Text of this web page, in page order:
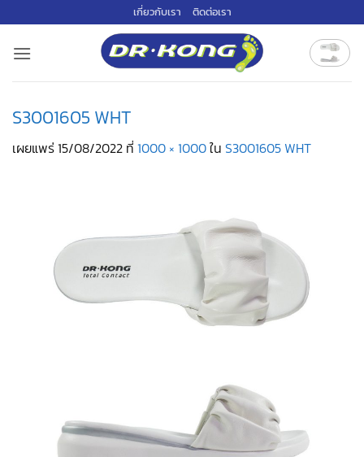
ไป
เกี่ยวกับเรา ติดต่อเรา
S3001605 WHT
เผยแพร่15/08/2022 ที่ 1000 × 1000ใน S3001605 WHT